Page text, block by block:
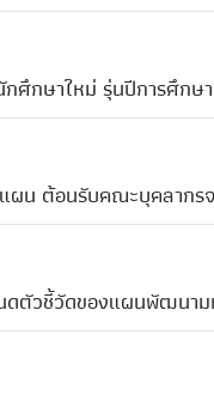
กศึกษาใหม่ รุ่นปีการศึกษ
ผน ต้อนรับคณะบุคลาก
ดตัวชี้วัดของแผนพัฒนา